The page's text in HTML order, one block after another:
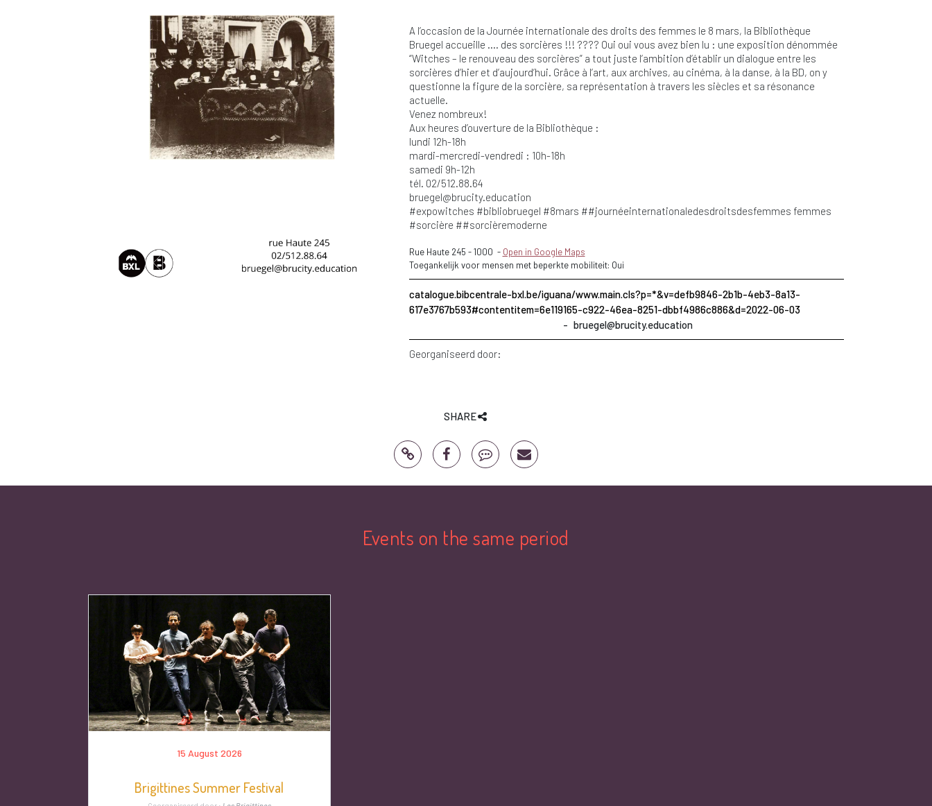
A l’occasion de la Journée internationale des droits des femmes le 8 mars, la Bibliothèque
Bruegel accueille …. des sorcières !!! ???? Oui oui vous avez bien lu : une exposition dénommée
“Witches – le renouveau des sorcières” a tout juste l’ambition d’établir un dialogue entre les
sorcières d’hier et d’aujourd’hui. Grâce à l’art, aux archives, au cinéma, à la danse, à la BD, on y
questionne la figure de la sorcière, sa représentation à travers les siècles et sa résonance
actuelle.
Venez nombreux!
Aux heures d’ouverture de la Bibliothèque :
lundi 12h-18h
mardi-mercredi-vendredi : 10h-18h
samedi 9h-12h
tél. 02/512.88.64
bruegel@brucity.education
#expowitches #bibliobruegel #8mars ##journéeinternationaledesdroitsdesfemmes femmes
#sorcière ##sorcièremoderne
Rue Haute 245 - 1000 - Open in Google Maps
Toegankelijk voor mensen met beperkte mobiliteit: Oui
catalogue.bibcentrale-bxl.be/iguana/www.main.cls?p=*&v=defb9846-2b1b-4eb3-8a13-
617e3767b593#contentitem=6e119165-c922-46ea-8251-dbbf4986c886&d=2022-06-03
bruegel@brucity.education
Georganiseerd door:
SHARE
Events on the same period
15 August 2026
Brigittines Summer Festival